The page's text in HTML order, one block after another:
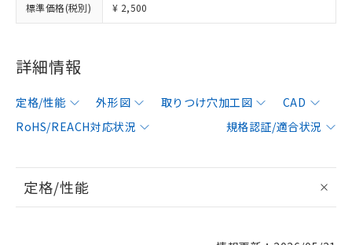
標準価格(税別) ¥ 2,500
詳細情報
定格/性能 外形図 取りつけ穴加工図
CAD
RoHS/REACH対応状況
規格認証/適合状況
定格/性能